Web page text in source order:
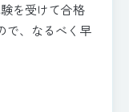
を受けて合格
で、なるべく早